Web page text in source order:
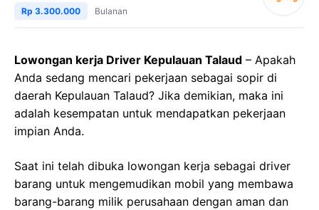
Rp 3.300.000 Bulanan
Lowongan kerja Driver Kepulauan Talaud – Apakah
Anda sedang mencari pekerjaan sebagai sopir di
daerah Kepulauan Talaud? Jika demikian, maka ini
adalah kesempatan untuk mendapatkan pekerjaan
impian Anda.
Saat ini telah dibuka lowongan kerja sebagai driver
barang untuk mengemudikan mobil yang membawa
barang-barang milik perusahaan dengan aman dan